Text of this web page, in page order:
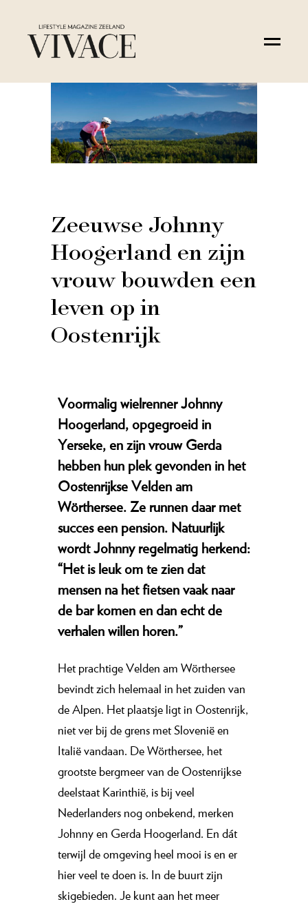
Zeeuwse Johnny
Hoogerland en zijn
vrouw bouwden een
leven op in
Oostenrijk
Voormalig wielrenner Johnny
Hoogerland, opgegroeid in
Yerseke, en zijn vrouw Gerda
hebben hun plek gevonden in het
Oostenrijkse Velden am
Wörthersee. Ze runnen daar met
succes een pension. Natuurlijk
wordt Johnny regelmatig herkend:
“Het is leuk om te zien dat
mensen na het fietsen vaak naar
de bar komen en dan echt de
verhalen willen horen.”
Het prachtige Velden am Wörthersee
bevindt zich helemaal in het zuiden van
de Alpen. Het plaatsje ligt in Oostenrijk,
niet ver bij de grens met Slovenië en
Italië vandaan. De Wörthersee, het
grootste bergmeer van de Oostenrijkse
deelstaat Karinthië, is bij veel
Nederlanders nog onbekend, merken
Johnny en Gerda Hoogerland. En dát
terwijl de omgeving heel mooi is en er
hier veel te doen is. In de buurt zijn
skigebieden. Je kunt aan het meer